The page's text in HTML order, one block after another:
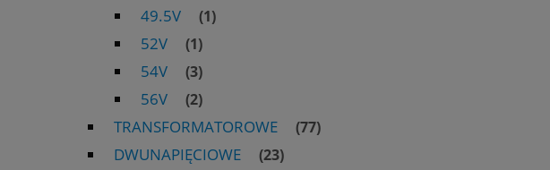
49.5V (1)
52V (1)
54V (3)
56V (2)
TRANSFORMATOROWE (77)
DWUNAPIĘCIOWE (23)